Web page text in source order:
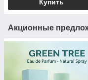
Купить
Акционные